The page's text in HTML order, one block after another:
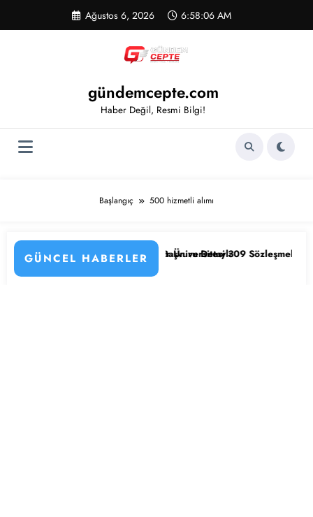
Ağustos 6, 2026 6:58:07 AM
gündemcepte.com
Haber Değil, Resmi Bilgi!
Başlangıç 500 hizmetli alımı
GÜNCEL HABERLER
İl Kadro Dağılımı ve Başvuru Detayları
Balıkesir Üniversitesi 309 Sözleşmeli Personel